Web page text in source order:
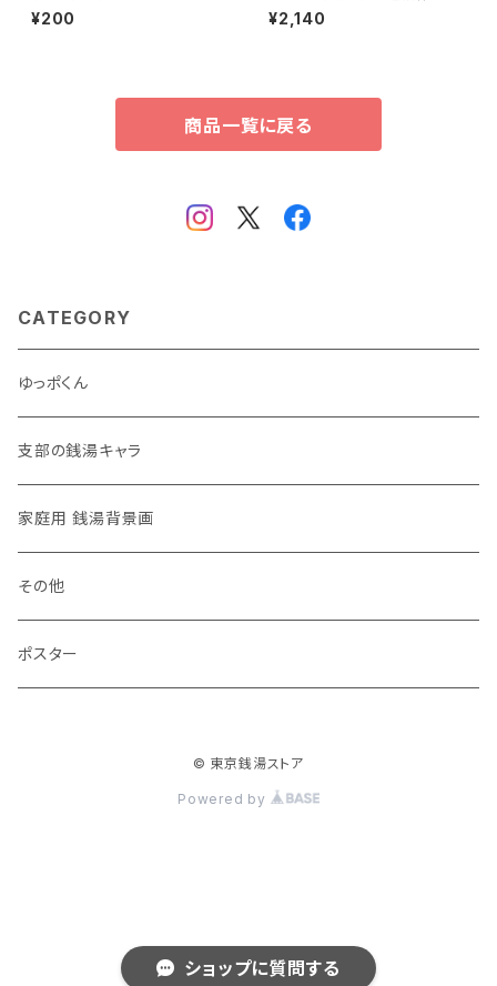
ショップに質問する
¥200 ¥2,140
商品一覧に戻る
CATEGORY
ゆっポくん
支部の銭湯キャラ
家庭用 銭湯背景画
その他
ポスター
© 東京銭湯ストア
Powered by